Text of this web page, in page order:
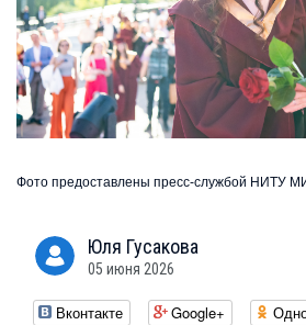
Фото предоставлены пресс-службой НИТУ
Юля Гусакова
05 июня 2026
Вконтакте Google+